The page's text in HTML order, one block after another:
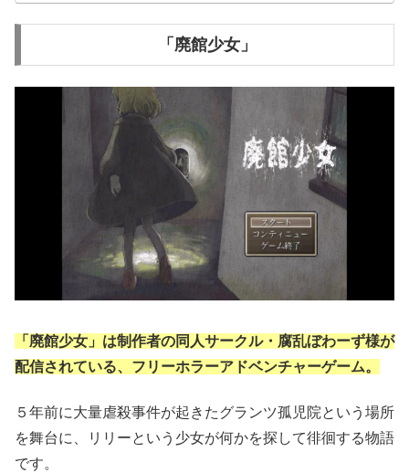
「廃館少女」
「廃館少女」は制作者の同人サークル・腐乱ぼわーず様が
配信されている、フリーホラーアドベンチャーゲーム。
５年前に大量虐殺事件が起きたグランツ孤児院という場所
を舞台に、リリーという少女が何かを探して徘徊する物語
です。